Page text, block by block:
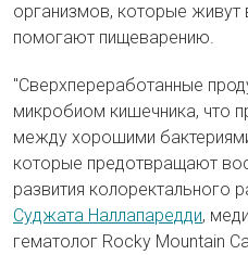
организмов, которые
помогают пищеварению.
"Сверхпереработанные
микробиом кишечника, что
между хорошими
которые предотвращают
развития колоректального
Суджата Наллапаредди,
гематолог Rocky Mountain